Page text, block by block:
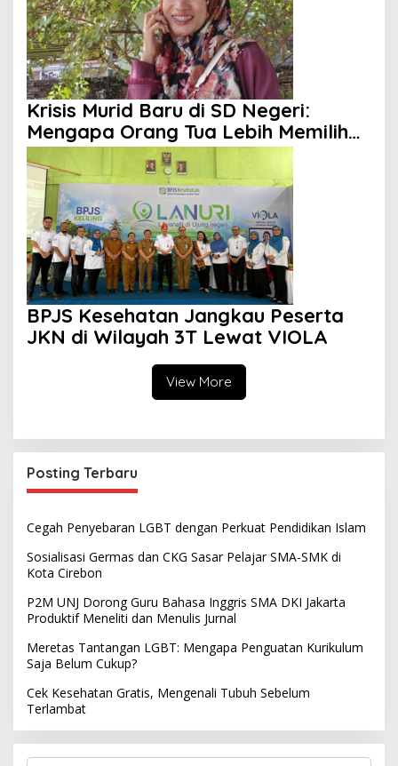
Krisis Murid Baru di SD Negeri:
Mengapa Orang Tua Lebih Memilih
Sekolah Swasta?
BPJS Kesehatan Jangkau Peserta
JKN di Wilayah 3T Lewat VIOLA
View More
Posting Terbaru
Cegah Penyebaran LGBT dengan Perkuat Pendidikan Islam
Sosialisasi Germas dan CKG Sasar Pelajar SMA-SMK di
Kota Cirebon
P2M UNJ Dorong Guru Bahasa Inggris SMA DKI Jakarta
Produktif Meneliti dan Menulis Jurnal
Meretas Tantangan LGBT: Mengapa Penguatan Kurikulum
Saja Belum Cukup?
Cek Kesehatan Gratis, Mengenali Tubuh Sebelum
Terlambat